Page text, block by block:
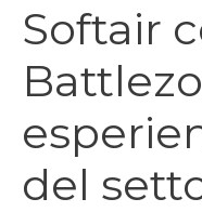
Softair
del